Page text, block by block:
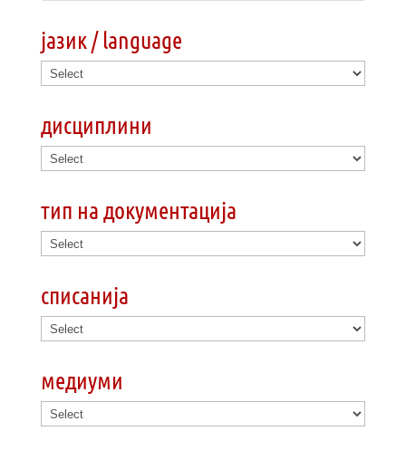
јазик / language
дисциплини
тип на документација
списанија
медиуми